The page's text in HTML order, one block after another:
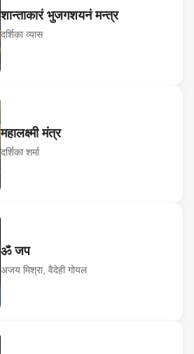
शान्ताकारं भुजगशयनं मन्त्र
दर्शिका व्यास
महालक्ष्मी मंत्र
दर्शिका शर्मा
ॐ जप
अजय मिश्रा, वैदेही गोयल